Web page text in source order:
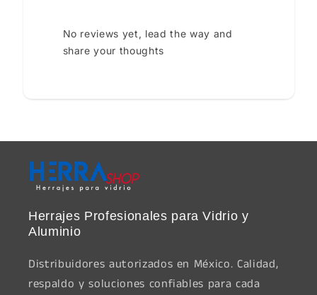
No reviews yet, lead the way and
share your thoughts
Herrajes Profesionales para Vidrio y
Aluminio
Distribuidores autorizados en México. Calidad,
respaldo y soluciones confiables para cada